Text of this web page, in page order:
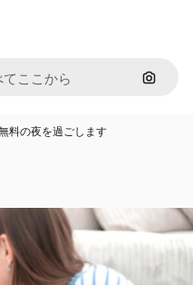
画像で
料の夜を過ごします